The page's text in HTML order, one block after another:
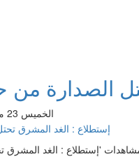
الصدارة
الخميس 23 مايو 2019 11:27 مساءً